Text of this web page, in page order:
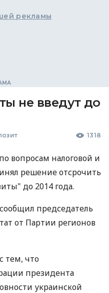
рекламы
не введут до
1318
вопросам налоговой и
решение отсрочить
до 2014 года.
председатель
от Партии регионов
тем, что
президента
украинской